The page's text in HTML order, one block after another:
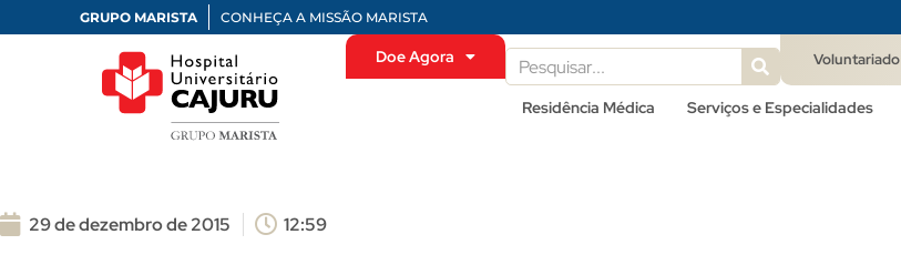
GRUPO MARISTA CONHEÇA A MISSÃO MARISTA
Doe Agora Voluntariado
Residência Médica Serviços e Especialidades
29 de dezembro de 2015 12:59